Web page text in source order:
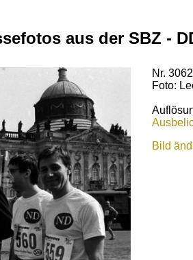
aus der SBZ -
Nr.
Foto:
Bild